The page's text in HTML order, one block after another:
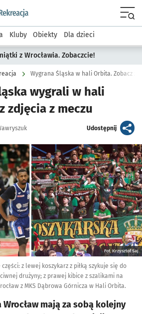
podserwis: Sport i rekreacja
Kluby Obiekty Dla dzieci
z Wrocławia. Zobaczcie!
Wygrana Śląska w hali Orbita. Zobacz
wygrali w hali
zdjęcia z meczu
Udostępnijartykuł
Fot. Krzysztof Saj
z lewej koszykarz z piłką szykuje się do
drużyny; z prawej kibice z szalikami na
z MKS Dąbrowa Górnicza w Hali Orbita.
Wrocław mają za sobą kolejny